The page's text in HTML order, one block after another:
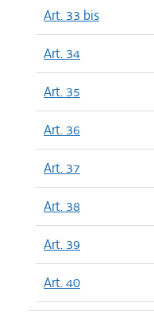
Art. 33 bis
Art. 34
Art. 35
Art. 36
Art. 37
Art. 38
Art. 39
Art. 40